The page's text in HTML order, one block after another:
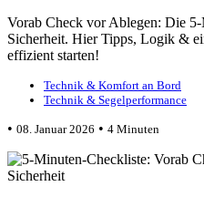
Vorab Check vor Ablegen: Die
Sicherheit. Hier Tipps, Logik &
effizient starten!
Technik & Komfort an Bord
Technik & Segelperformance
• 08. Januar 2026 • 4 Minuten